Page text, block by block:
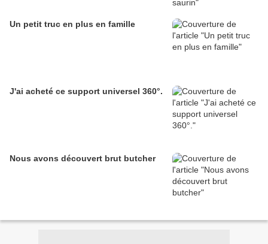
Un petit truc en plus en famille
J'ai acheté ce support universel 360°.
Nous avons découvert brut butcher